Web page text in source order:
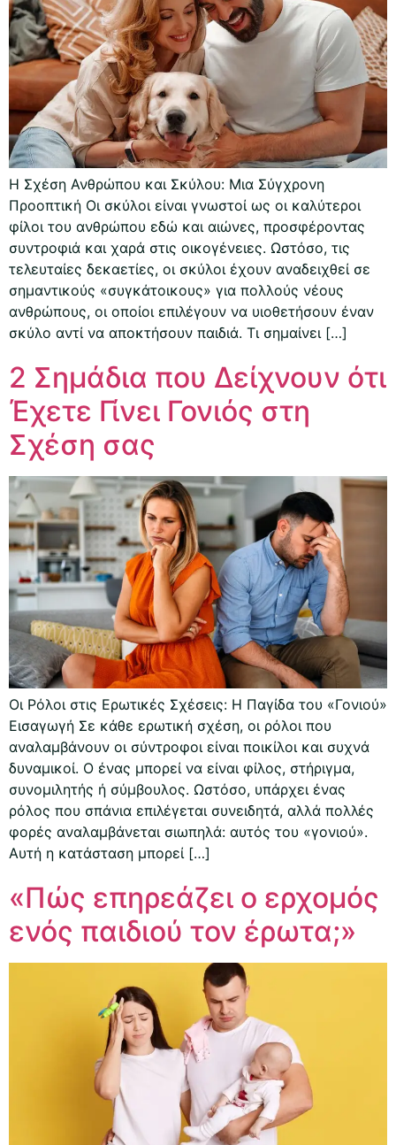
Η Σχέση Ανθρώπου και Σκύλου: Μια Σύγχρονη
Προοπτική Οι σκύλοι είναι γνωστοί ως οι καλύτεροι
φίλοι του ανθρώπου εδώ και αιώνες, προσφέροντας
συντροφιά και χαρά στις οικογένειες. Ωστόσο, τις
τελευταίες δεκαετίες, οι σκύλοι έχουν αναδειχθεί σε
σημαντικούς «συγκάτοικους» για πολλούς νέους
ανθρώπους, οι οποίοι επιλέγουν να υιοθετήσουν έναν
σκύλο αντί να αποκτήσουν παιδιά. Τι σημαίνει […]
2 Σημάδια που Δείχνουν ότι
Έχετε Γίνει Γονιός στη
Σχέση σας
Οι Ρόλοι στις Ερωτικές Σχέσεις: Η Παγίδα του «Γονιού»
Εισαγωγή Σε κάθε ερωτική σχέση, οι ρόλοι που
αναλαμβάνουν οι σύντροφοι είναι ποικίλοι και συχνά
δυναμικοί. Ο ένας μπορεί να είναι φίλος, στήριγμα,
συνομιλητής ή σύμβουλος. Ωστόσο, υπάρχει ένας
ρόλος που σπάνια επιλέγεται συνειδητά, αλλά πολλές
φορές αναλαμβάνεται σιωπηλά: αυτός του «γονιού».
Αυτή η κατάσταση μπορεί […]
«Πώς επηρεάζει ο ερχομός
ενός παιδιού τον έρωτα;»